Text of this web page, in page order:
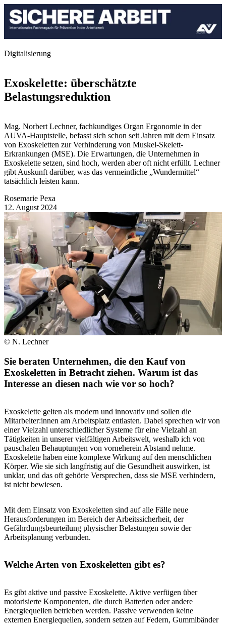
Digitalisierung
Exoskelette: überschätzte
Belastungsreduktion
Mag. Norbert Lechner, fachkundiges Organ Ergonomie in der
AUVA-Hauptstelle, befasst sich schon seit Jahren mit dem Einsatz
von Exoskeletten zur Verhinderung von Muskel-Skelett-
Erkrankungen (MSE). Die Erwartungen, die Unternehmen in
Exoskelette setzen, sind hoch, werden aber oft nicht erfüllt. Lechner
gibt Auskunft darüber, was das vermeintliche „Wundermittel“
tatsächlich leisten kann.
Rosemarie Pexa
12. August 2024
© N. Lechner
Sie beraten Unternehmen, die den Kauf von
Exoskeletten in Betracht ziehen. Warum ist das
Interesse an diesen nach wie vor so hoch?
Exoskelette gelten als modern und innovativ und sollen die
Mitarbeiter:innen am Arbeitsplatz entlasten. Dabei sprechen wir von
einer Vielzahl unterschiedlicher Systeme für eine Vielzahl an
Tätigkeiten in unserer vielfältigen Arbeitswelt, weshalb ich von
pauschalen Behauptungen von vorneherein Abstand nehme.
Exoskelette haben eine komplexe Wirkung auf den menschlichen
Körper. Wie sie sich langfristig auf die Gesundheit auswirken, ist
unklar, und das oft gehörte Versprechen, dass sie MSE verhindern,
ist nicht bewiesen.
Mit dem Einsatz von Exoskeletten sind auf alle Fälle neue
Herausforderungen im Bereich der Arbeitssicherheit, der
Gefährdungsbeurteilung physischer Belastungen sowie der
Arbeitsplanung verbunden.
Welche Arten von Exoskeletten gibt es?
Es gibt aktive und passive Exoskelette. Aktive verfügen über
motorisierte Komponenten, die durch Batterien oder andere
Energiequellen betrieben werden. Passive verwenden keine
externen Energiequellen, sondern setzen auf Federn, Gummibänder